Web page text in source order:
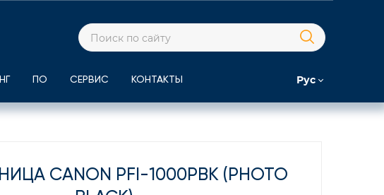
ПО СЕРВИС КОНТАКТЫ Рус
CANON PFI-1000PBK (PHOTO